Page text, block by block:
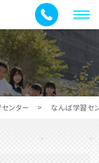
メ
ニ
ュ
ー
ンター > なんば学習セ